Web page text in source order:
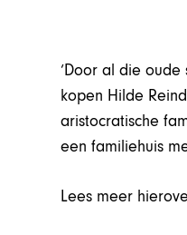
‘Door al die oude
kopen Hilde
aristocratische
een familiehuis
Lees meer